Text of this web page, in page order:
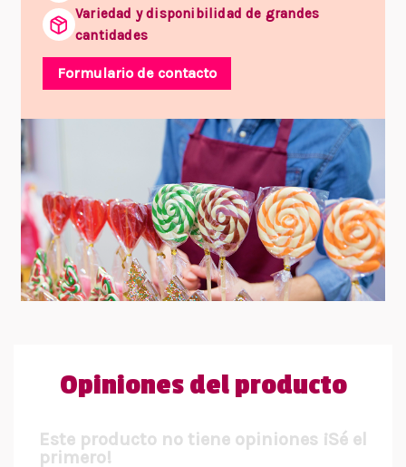
Variedad y disponibilidad de grandes
cantidades
Formulario de contacto
Opiniones del producto
Este producto no tiene opiniones ¡Sé el
primero!